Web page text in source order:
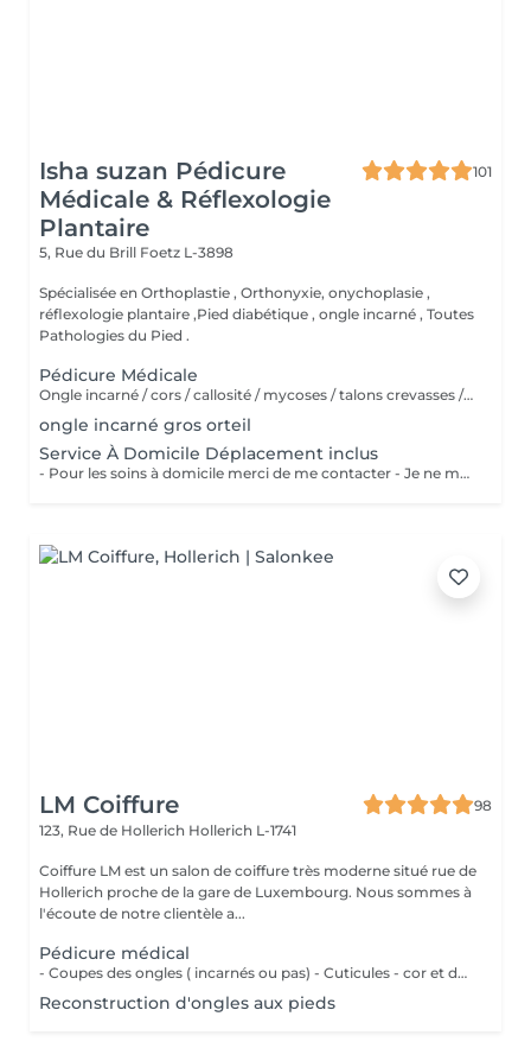
Isha suzan Pédicure
Médicale & Réflexologie
Plantaire
101
5, Rue du Brill Foetz L-3898
Spécialisée en Orthoplastie , Orthonyxie, onychoplasie ,
réflexologie plantaire ,Pied diabétique , ongle incarné , Toutes
Pathologies du Pied .
Pédicure Médicale
Ongle incarné / cors / callosité / mycoses / talons crevasses / coupe les ongles /soin pied d'athlète sportif / durillons / pensmemt / pieds diabétiques / onychoplastie construire ongles
ongle incarné gros orteil
Service À Domicile Déplacement inclus
- Pour les soins à domicile merci de me contacter - Je ne me déplace pas à plus de 20 KM
LM Coiffure
98
123, Rue de Hollerich Hollerich L-1741
Coiffure LM est un salon de coiffure très moderne situé rue de
Hollerich proche de la gare de Luxembourg. Nous sommes à
l'écoute de notre clientèle a...
Pédicure médical
- Coupes des ongles ( incarnés ou pas) - Cuticules - cor et durillons - Petit massage - Pose de vernis semi-permanent couleur ( Si vous voulez une french, veuillez svp cocher l'onglet french en plus)
Reconstruction d'ongles aux pieds